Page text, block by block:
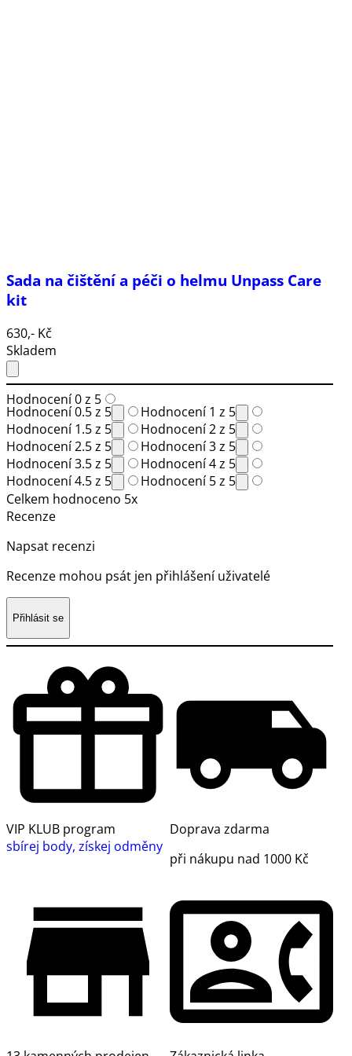
Sada na čištění a péči o helmu Unpass Care
kit
630,- Kč
Skladem
Hodnocení 0 z 5
Hodnocení 0.5 z 5
Hodnocení 1 z 5
Hodnocení 1.5 z 5
Hodnocení 2 z 5
Hodnocení 2.5 z 5
Hodnocení 3 z 5
Hodnocení 3.5 z 5
Hodnocení 4 z 5
Hodnocení 4.5 z 5
Hodnocení 5 z 5
Celkem hodnoceno 5x
Recenze
Napsat recenzi
Recenze mohou psát jen přihlášení uživatelé
Přihlásit se
VIP KLUB program
sbírej body, získej odměny
Doprava zdarma
při nákupu nad 1000 Kč